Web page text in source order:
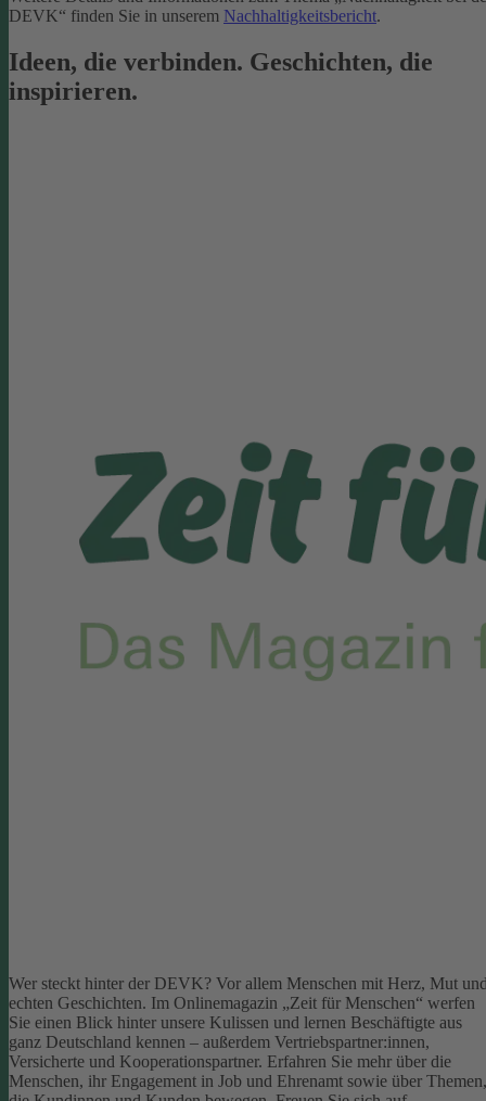
DEVK“ finden Sie in unserem Nachhaltigkeitsbericht.
Ideen, die verbinden. Geschichten, die
inspirieren.
Wer steckt hinter der DEVK? Vor allem Menschen mit Herz, Mut
echten Geschichten. Im Onlinemagazin „Zeit für Menschen“ werfen
Sie einen Blick hinter unsere Kulissen und lernen Beschäftigte aus
ganz Deutschland kennen – außerdem Vertriebspartner:innen,
Versicherte und Kooperationspartner. Erfahren Sie mehr über die
Menschen, ihr Engagement in Job und Ehrenamt sowie über Themen,